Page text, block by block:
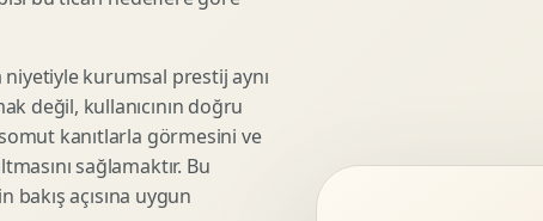
Teknik Modelleme
Marka Stratejisi
Marka Konumlandirma
kurumsal prestij aynı
değil, kullanıcının doğru
somut kanıtlarla görmesini ve
sağlamaktır. Bu
açısına uygun